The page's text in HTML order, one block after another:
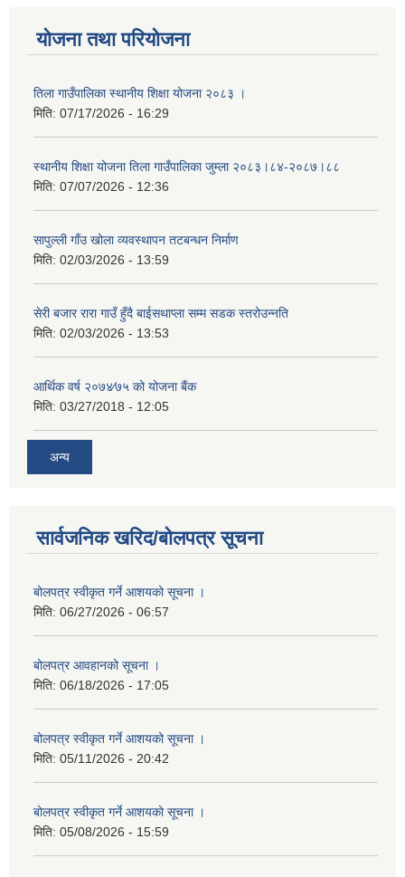
योजना तथा परियोजना
तिला गाउँपालिका स्थानीय शिक्षा योजना २०८३ ।
मिति: 07/17/2026 - 16:29
स्थानीय शिक्षा योजना तिला गाउँपालिका जुम्ला २०८३।८४-२०८७।८८
मिति: 07/07/2026 - 12:36
सापुल्ली गाँउ खोला व्यवस्थापन तटबन्धन निर्माण
मिति: 02/03/2026 - 13:59
सेरी बजार रारा गाउँ हुँदै बाईसथाप्ला सम्म सडक स्तरोउन्नति
मिति: 02/03/2026 - 13:53
आर्थिक वर्ष २०७४⁄७५ को योजना बैंक
मिति: 03/27/2018 - 12:05
अन्य
सार्वजनिक खरिद/बोलपत्र सूचना
बोलपत्र स्वीकृत गर्ने आशयको सूचना ।
मिति: 06/27/2026 - 06:57
बोलपत्र आवहानको सूचना ।
मिति: 06/18/2026 - 17:05
बोलपत्र स्वीकृत गर्ने आशयको सूचना ।
मिति: 05/11/2026 - 20:42
बोलपत्र स्वीकृत गर्ने आशयको सूचना ।
मिति: 05/08/2026 - 15:59